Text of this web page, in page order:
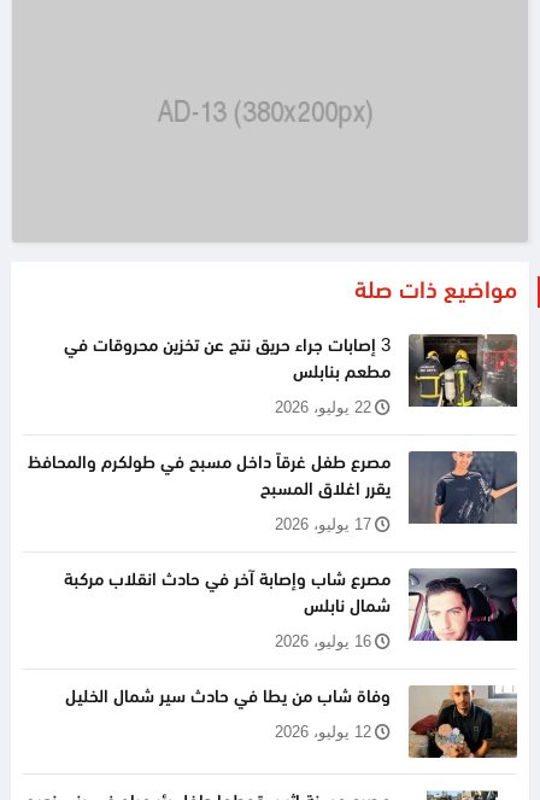
مواضيع ذات صلة
3 إصابات جراء حريق نتج عن تخزين محروقات في
مطعم بنابلس
22 يوليو، 2026
مصرع طفل غرقاً داخل مسبح في طولكرم والمحافظ
يقرر اغلاق المسبح
17 يوليو، 2026
مصرع شاب وإصابة آخر في حادث انقلاب مركبة
شمال نابلس
16 يوليو، 2026
وفاة شاب من يطا في حادث سير شمال الخليل
12 يوليو، 2026